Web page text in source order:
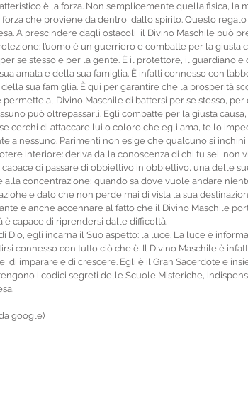
è la forza. Non semplicemente quella fisica,
che proviene da dentro, dallo spirito. Questo
A prescindere dagli ostacoli, il Divino Maschile può
l’uomo è un guerriero e combatte per la giusta
se stesso e per la gente. È il protettore, il guardiano
amata e della sua famiglia. È infatti connesso con
sua famiglia. È qui per garantire che la prosperità
al Divino Maschile di battersi per se stesso,
può oltrepassarli. Egli combatte per la giusta
cerchi di attaccare lui o coloro che egli ama, te lo
a nessuno. Parimenti non esige che qualcuno si
interiore: deriva dalla conoscenza di chi tu sei, non
capace di passare di obbiettivo in obbiettivo, una delle
alla concentrazione; quando sa dove vuole andare
e dato che non perde mai di vista la sua
è anche accennare al fatto che il Divino Maschile
è capace di riprendersi dalle difficoltà.
Dio, egli incarna il Suo aspetto: la luce. La luce è
connesso con tutto ciò che è. Il Divino Maschile è
di imparare e di crescere. Egli è il Gran Sacerdote e
i codici segreti delle Scuole Misteriche,
google)